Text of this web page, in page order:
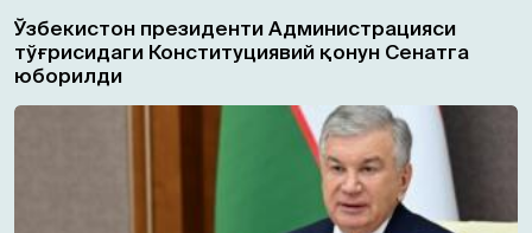
Ўзбекистон президенти Администрацияси
тўғрисидаги Конституциявий қонун Сенатга
юборилди